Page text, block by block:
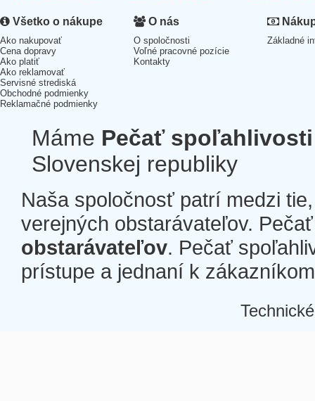
Všetko o nákupe
Ako nakupovať
Cena dopravy
Ako platiť
Ako reklamovať
Servisné strediská
Obchodné podmienky
Reklamačné podmienky
O nás
O spoločnosti
Voľné pracovné pozície
Kontakty
Základné
Máme Pečať spoľahlivosti
Slovenskej republiky
Naša spoločnosť patrí medzi
verejných obstarávateľov.
obstarávateľov. Pečať
prístupe a jednaní k